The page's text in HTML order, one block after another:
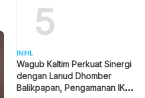
5
INIHL
Wagub Kaltim Perkuat Sinergi
dengan Lanud Dhomber
Balikpapan, Pengamanan IKN